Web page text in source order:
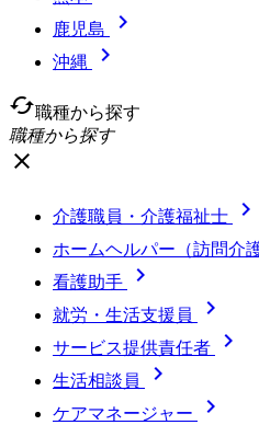
鹿児島 
沖縄

cached職種から探す
職種から探す
close
介護職員・介護福祉士 
ホームヘルパー（訪問介
看護助手 
就労・生活支援員 
サービス提供責任者 
生活相談員 
ケアマネージャー 